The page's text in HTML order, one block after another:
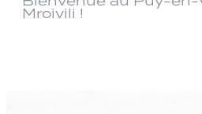
Mroivili !